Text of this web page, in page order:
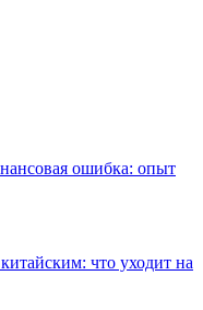
ошибка: опыт
что уходит на